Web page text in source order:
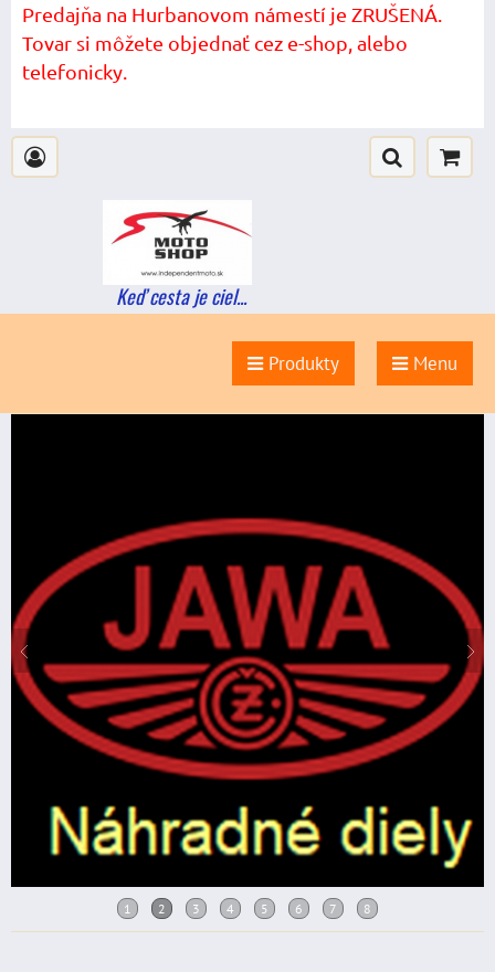
Predajňa na Hurbanovom námestí je ZRUŠENÁ.
Tovar si môžete objednať cez e-shop, alebo
telefonicky.
Keď cesta je ciel...
Produkty Menu